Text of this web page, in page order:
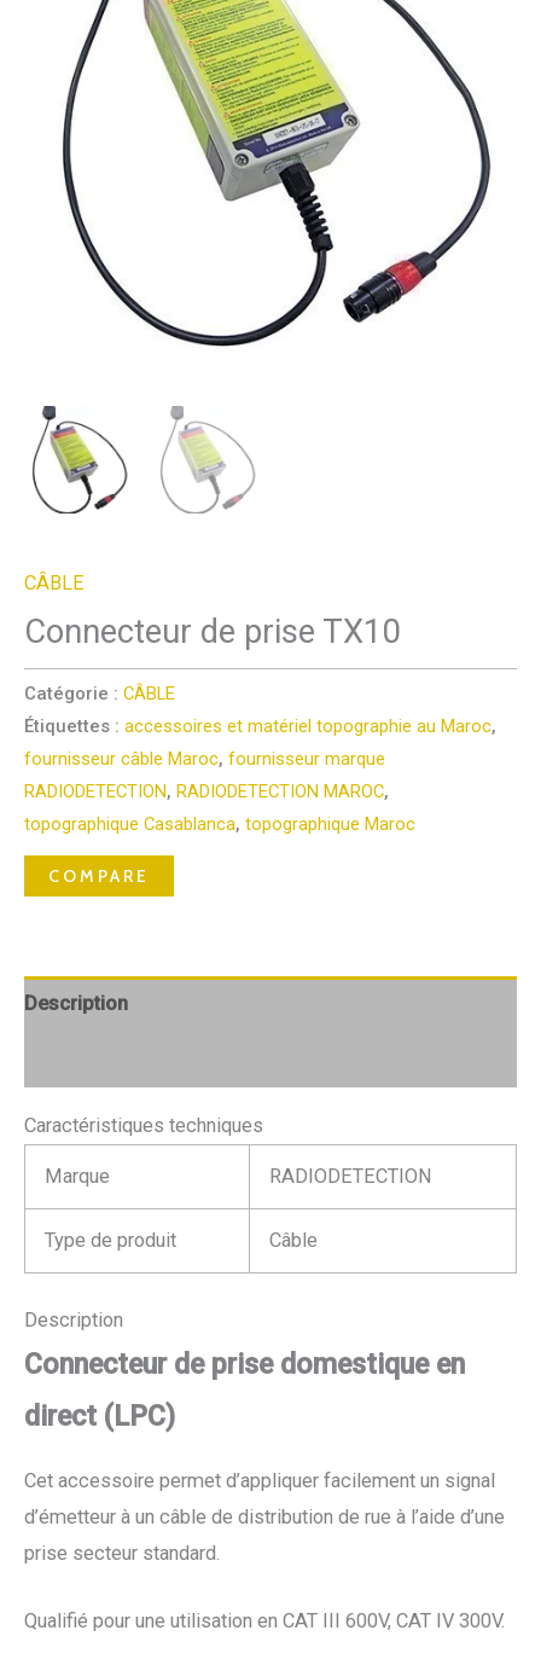
CÂBLE
Connecteur de prise TX10
Catégorie : CÂBLE
Étiquettes : accessoires et matériel topographie au Maroc,
fournisseur câble Maroc, fournisseur marque
RADIODETECTION, RADIODETECTION MAROC,
topographique Casablanca, topographique Maroc
COMPARE
Description
Caractéristiques techniques
Marque RADIODETECTION
Type de produit Câble
Description
Connecteur de prise domestique en
direct (LPC)
Cet accessoire permet d’appliquer facilement un signal
d’émetteur à un câble de distribution de rue à l’aide d’une
prise secteur standard.
Qualifié pour une utilisation en CAT III 600V, CAT IV 300V.